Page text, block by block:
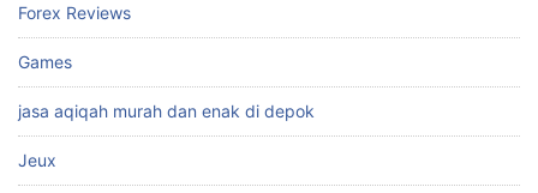
Forex Reviews
Games
jasa aqiqah murah dan enak di depok
Jeux